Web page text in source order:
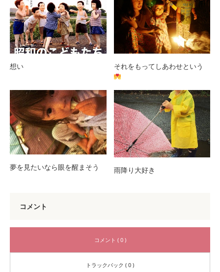
想い それをもってしあわせという
夢を見たいなら眼を醒まそう 雨降り大好き
コメント
コメント ( 0 )
トラックバック ( 0 )